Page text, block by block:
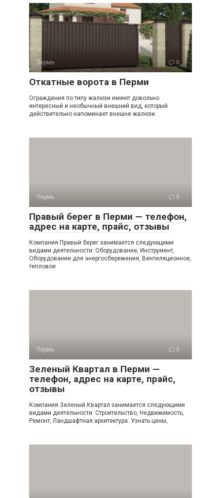
Пермь 0
Откатные ворота в Перми
Ограждения по типу жалюзи имеют довольно
интересный и необычный внешний вид, который
действительно напоминает внешне жалюзи.
Пермь 0
Правый берег в Перми — телефон,
адрес на карте, прайс, отзывы
Компания Правый берег занимается следующими
видами деятельности: Оборудование, Инструмент,
Оборудование для энергосбережения, Вентиляционное,
тепловое
Пермь 0
Зеленый Квартал в Перми —
телефон, адрес на карте, прайс,
отзывы
Компания Зеленый Квартал занимается следующими
видами деятельности: Строительство, Недвижимость,
Ремонт, Ландшафтная архитектура. Узнать цены,